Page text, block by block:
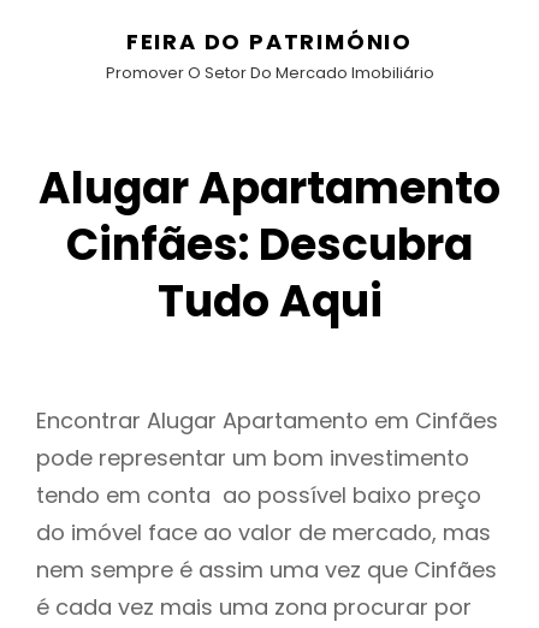
FEIRA DO PATRIMÓNIO
Promover O Setor Do Mercado Imobiliário
Alugar Apartamento
Cinfães: Descubra
Tudo Aqui
Encontrar Alugar Apartamento em Cinfães
pode representar um bom investimento
tendo em conta ao possível baixo preço
do imóvel face ao valor de mercado, mas
nem sempre é assim uma vez que Cinfães
é cada vez mais uma zona procurar por